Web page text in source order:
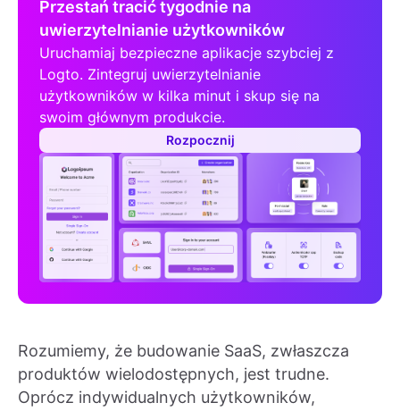
Przestań tracić tygodnie na
uwierzytelnianie użytkowników
Uruchamiaj bezpieczne aplikacje szybciej z
Logto. Zintegruj uwierzytelnianie
użytkowników w kilka minut i skup się na
swoim głównym produkcie.
Rozpocznij
Rozumiemy, że budowanie SaaS, zwłaszcza
produktów wielodostępnych, jest trudne.
Oprócz indywidualnych użytkowników,